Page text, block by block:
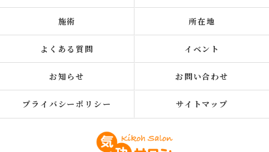
施術 所在地
よくある質問 イベント
お知らせ お問い合わせ
プライバシーポリシー サイトマップ